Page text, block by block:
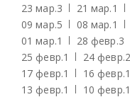
23 мар.3 21 мар.1
09 мар.5 08 мар.1
01 мар.1 28 февр.3
25 февр.1 24 февр.2
17 февр.1 16 февр.1
13 февр.1 10 февр.1